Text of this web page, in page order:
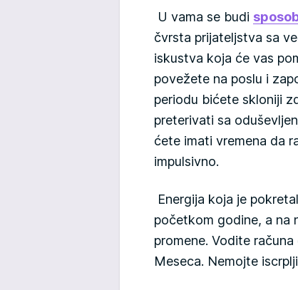
U vama se budi
čvrsta prijateljstva sa
iskustva koja će vas
povežete na poslu i
periodu bićete skloniji
preterivati sa
ćete imati vremena da
impulsivno.
Energija koja je
početkom godine, a na
promene. Vodite
Meseca. Nemojte